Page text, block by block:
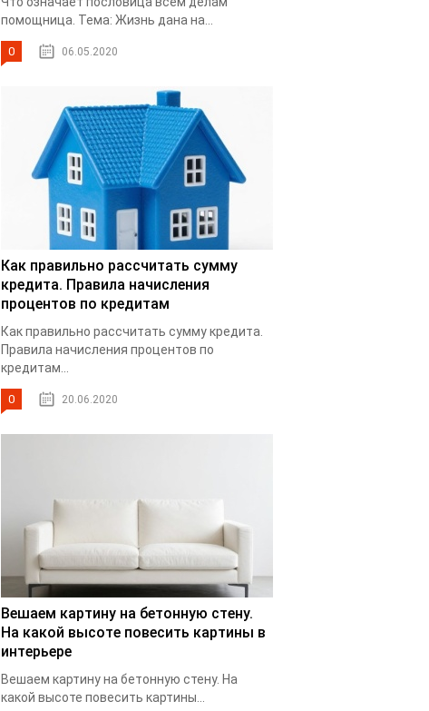
помощница. Тема: Жизнь дана на...
0 06.05.2020
Как правильно рассчитать сумму
кредита. Правила начисления
процентов по кредитам
Как правильно рассчитать сумму кредита.
Правила начисления процентов по
кредитам...
0 20.06.2020
Вешаем картину на бетонную стену.
На какой высоте повесить картины в
интерьере
Вешаем картину на бетонную стену. На
какой высоте повесить картины...